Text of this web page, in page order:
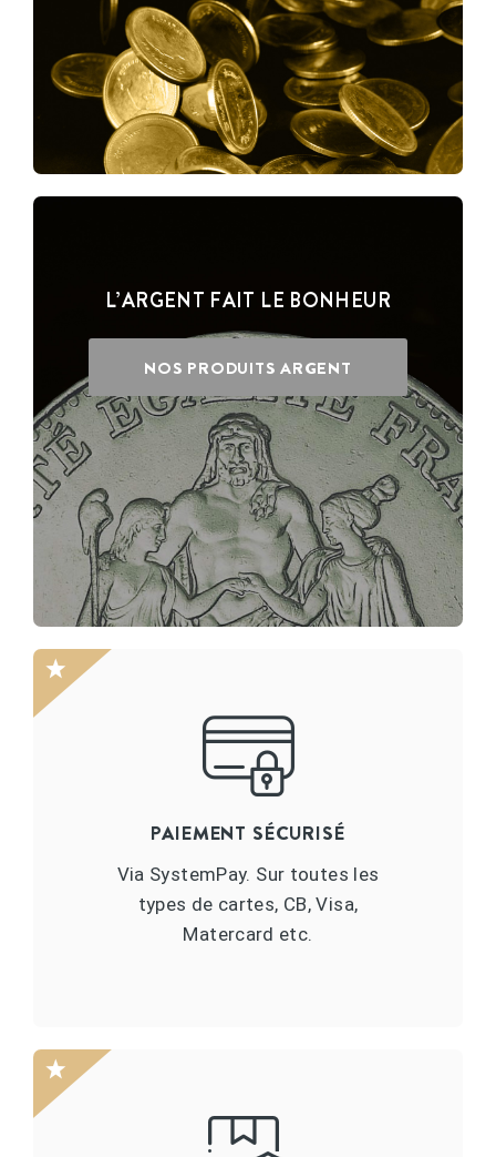
L’ARGENT FAIT LE BONHEUR
NOS PRODUITS ARGENT
PAIEMENT SÉCURISÉ
Via SystemPay. Sur toutes les
types de cartes, CB, Visa,
Matercard etc.